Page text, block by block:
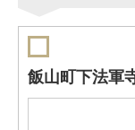
飯山町下法軍